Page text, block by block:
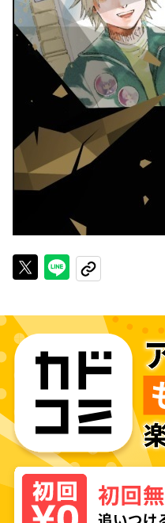
Xで投稿するLINEでシェアする
URLをコピーする